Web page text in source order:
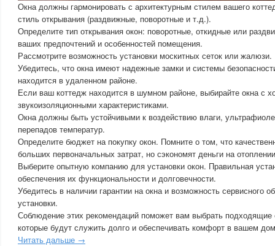
Окна должны гармонировать с архитектурным стилем вашего
стиль открывания (раздвижные, поворотные и т.д.).
Определите тип открывания окон: поворотные, откидные или
ваших предпочтений и особенностей помещения.
Рассмотрите возможность установки москитных сеток или жалюзи.
Убедитесь, что окна имеют надежные замки и системы
находится в удаленном районе.
Если ваш коттедж находится в шумном районе, выбирайте окна с
звукоизоляционными характеристиками.
Окна должны быть устойчивыми к воздействию влаги,
перепадов температур.
Определите бюджет на покупку окон. Помните о том, что
больших первоначальных затрат, но сэкономят деньги на
Выберите опытную компанию для установки окон. Правильная
обеспечения их функциональности и долговечности.
Убедитесь в наличии гарантии на окна и возможность сервисного
установки.
Соблюдение этих рекомендаций поможет вам выбрать подходящие
которые будут служить долго и обеспечивать комфорт в вашем
Читать дальше →